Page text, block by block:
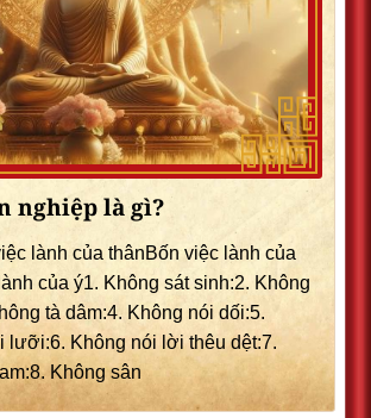
nghiệp là gì?
lành của thânBốn việc lành của
của ý1. Không sát sinh:2. Không
tà dâm:4. Không nói dối:5.
lưỡi:6. Không nói lời thêu dệt:7.
Không sân